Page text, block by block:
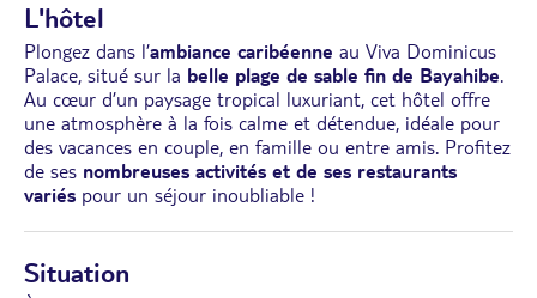
L'hôtel
Plongez dans l’ambiance caribéenne au Viva Dominicus
Palace, situé sur la belle plage de sable fin de Bayahibe.
Au cœur d’un paysage tropical luxuriant, cet hôtel offre
une atmosphère à la fois calme et détendue, idéale pour
des vacances en couple, en famille ou entre amis. Profitez
de ses nombreuses activités et de ses restaurants
variés pour un séjour inoubliable !
Situation